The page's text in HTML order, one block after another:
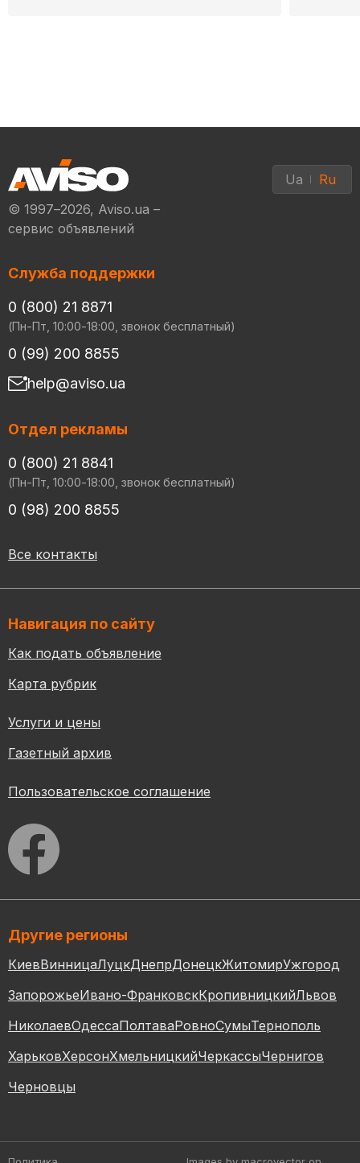
© 1997–2026, Aviso.ua –
сервис объявлений
Ua Ru
Служба поддержки
0 (800) 21 8871
(Пн-Пт, 10:00-18:00, звонок бесплатный)
0 (99) 200 8855
help@aviso.ua
Отдел рекламы
0 (800) 21 8841
(Пн-Пт, 10:00-18:00, звонок бесплатный)
0 (98) 200 8855
Все контакты
Навигация по сайту
Как подать объявление
Карта рубрик
Услуги и цены
Газетный архив
Пользовательское соглашение
Другие регионы
КиевВинницаЛуцкДнепрДонецкЖитомирУжгород
ЗапорожьеИвано-ФранковскКропивницкийЛьвов
НиколаевОдессаПолтаваРовноСумыТернополь
ХарьковХерсонХмельницкийЧеркассыЧернигов
Черновцы